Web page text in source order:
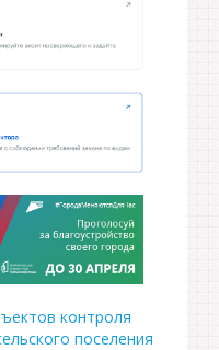
контроля
поселения